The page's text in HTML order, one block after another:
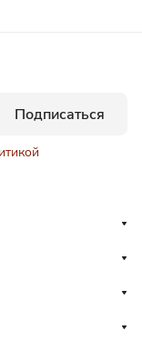
Подписаться